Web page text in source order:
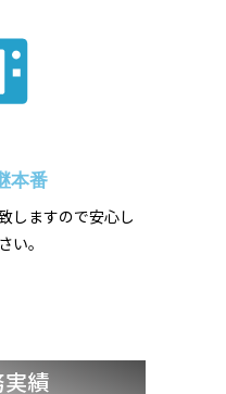
本番
しますので安心し
い。
績